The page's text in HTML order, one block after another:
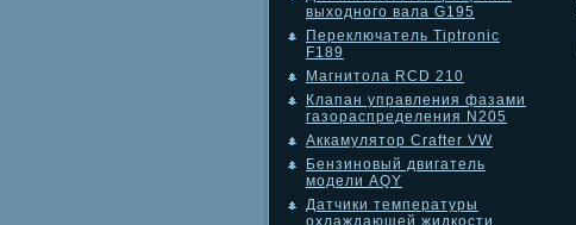
выходного вала G195
Переключатель Tiptronic
F189
Магнитола RCD 210
Клапан управления фазами
газораспределения N205
Аккамулятор Crafter VW
Бензиновый двигатель
модели AQY
Датчики температуры